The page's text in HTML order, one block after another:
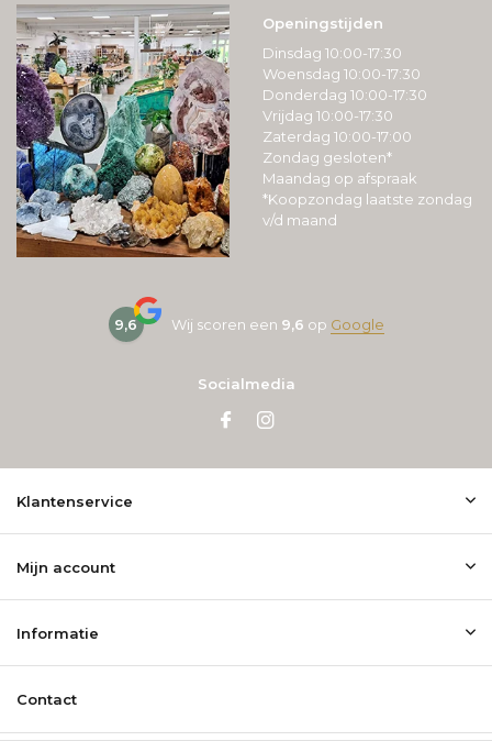
Openingstijden
Dinsdag 10:00-17:30
Woensdag 10:00-17:30
Donderdag 10:00-17:30
Vrijdag 10:00-17:30
Zaterdag 10:00-17:00
Zondag gesloten*
Maandag op afspraak
*Koopzondag laatste zondag
v/d maand
9,6 Wij scoren een 9,6 op Google
Socialmedia
Klantenservice
Mijn account
Informatie
Contact